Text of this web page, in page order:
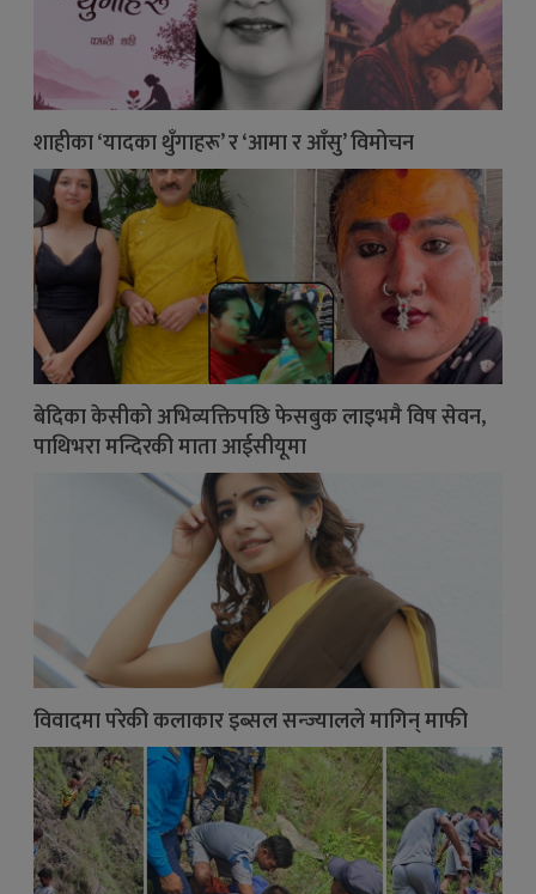
शाहीका ‘यादका थुँगाहरू’ र ‘आमा र आँसु’ विमोचन
बेदिका केसीको अभिव्यक्तिपछि फेसबुक लाइभमै विष सेवन,
पाथिभरा मन्दिरकी माता आईसीयूमा
विवादमा परेकी कलाकार इब्सल सन्ज्यालले मागिन् माफी